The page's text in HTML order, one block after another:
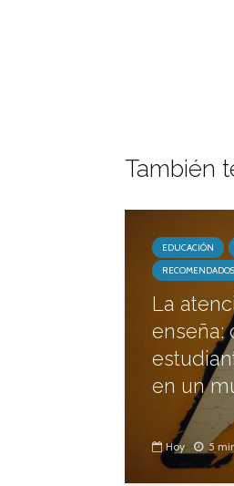
También
EDUCACIÓN
RECOMENDADOS
La
enseña:
en un
Hoy 5